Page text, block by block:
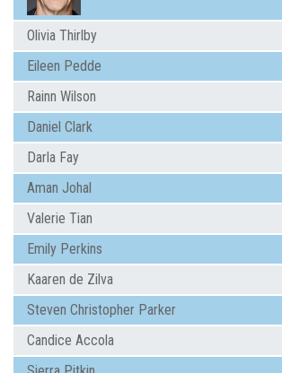
Olivia Thirlby
Eileen Pedde
Rainn Wilson
Daniel Clark
Darla Fay
Aman Johal
Valerie Tian
Emily Perkins
Kaaren de Zilva
Steven Christopher Parker
Candice Accola